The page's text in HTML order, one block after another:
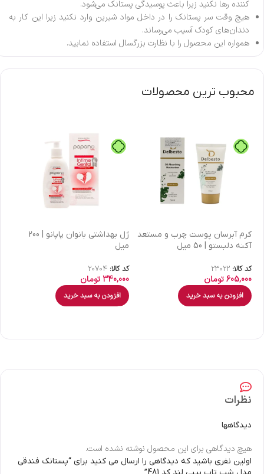
کننده رها نکنید زیرا باعث پوسیدگی پستانک می‌شود.
هیچ وقت سر پستانک را در داخل مواد شیرین وارد نکنید زیرا این کار به
دندان‌های کودک آسیب می‌رساند.
همواره این محصول را با نظارت بزرگسال استفاده نمایید.
محبوب ترین محصولات
كرم آبرسان پوست چرب و مستعد
آکنه دلبستو | 50 میل
کد کالا: 23022
605,000تومان
افزودن به سبد خرید
ژل بهداشتی بانوان پاپانو | 200
میل
کد کالا: 20704
340,000تومان
افزودن به سبد خرید
نظرات
دیدگاهها
هیچ دیدگاهی برای این محصول نوشته نشده است.
اولین نفری باشید که دیدگاهی را ارسال می کنید برای “پستانک فندقی